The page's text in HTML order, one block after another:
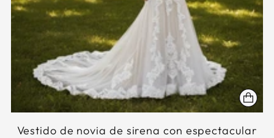
Vestido de novia de sirena con espectacular